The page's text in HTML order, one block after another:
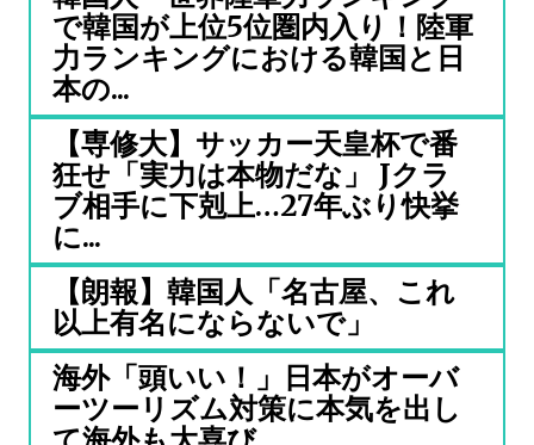
で韓国が上位5位圏内入り！陸軍
力ランキングにおける韓国と日
本の...
【専修大】サッカー天皇杯で番
狂せ「実力は本物だな」 Jクラ
ブ相手に下剋上…27年ぶり快挙
に...
【朗報】韓国人「名古屋、これ
以上有名にならないで」
海外「頭いい！」日本がオーバ
ーツーリズム対策に本気を出し